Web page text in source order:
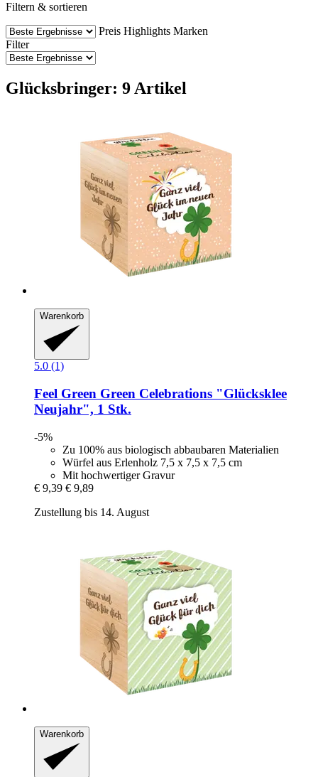
Filtern & sortieren
Preis Highlights Marken
Filter
Glücksbringer: 9 Artikel
Warenkorb
5.0 (1)
Feel Green Green Celebrations "Glücksklee
Neujahr", 1 Stk.
-5%
Zu 100% aus biologisch abbaubaren Materialien
Würfel aus Erlenholz 7,5 x 7,5 x 7,5 cm
Mit hochwertiger Gravur
€ 9,39 € 9,89
Zustellung bis 14. August
Warenkorb